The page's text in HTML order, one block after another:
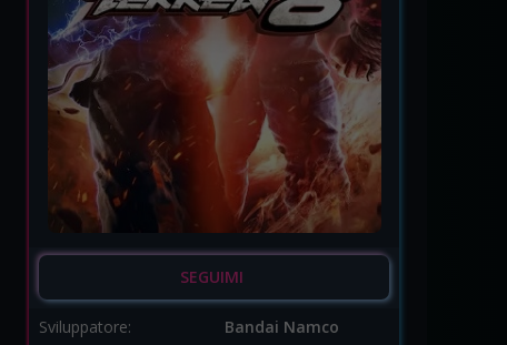
SEGUIMI
Sviluppatore:
Bandai Namco